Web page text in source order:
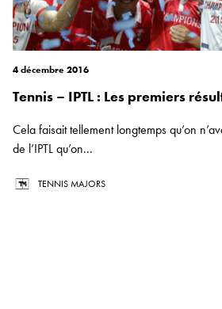
4 décembre 2016
Tennis – IPTL : Les premiers
Cela faisait tellement longtemps qu’on
de l’IPTL qu’on...
TENNIS MAJORS